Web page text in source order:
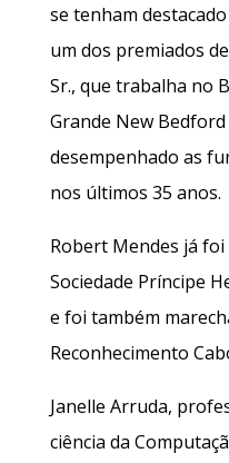
se tenham
um dos premiados
Sr., que trabalha no
Grande New
desempenhado as
nos últimos 35 anos.
Robert Mendes já
Sociedade Príncipe
e foi também
Reconhecimento
Janelle Arruda,
ciência da